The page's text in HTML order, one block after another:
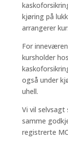
kjøring på
arrangerer
For
kursholder
også under
uhell.
Vi vil
samme
registrerte